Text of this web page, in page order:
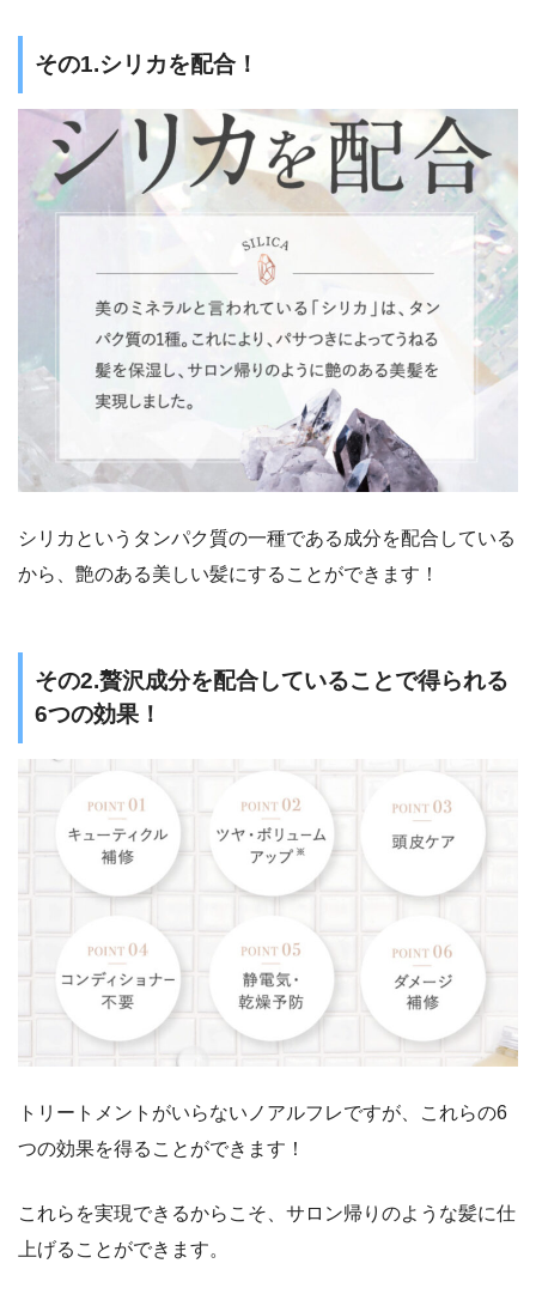
その1.シリカを配合！
シリカというタンパク質の一種である成分を配合している
から、艶のある美しい髪にすることができます！
その2.贅沢成分を配合していることで得られる
6つの効果！
トリートメントがいらないノアルフレですが、これらの6
つの効果を得ることができます！
これらを実現できるからこそ、サロン帰りのような髪に仕
上げることができます。